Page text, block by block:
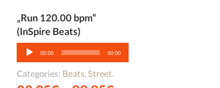
„Run 120.00 bpm“
(InSpire Beats)
Audio-
Player
00:00 00:00
Categories: Beats,Street.